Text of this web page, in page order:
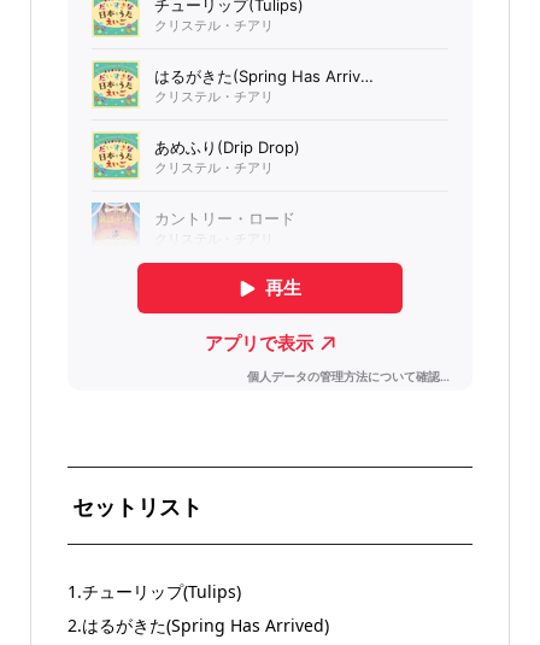
セットリスト
1.チューリップ(Tulips)
2.はるがきた(Spring Has Arrived)